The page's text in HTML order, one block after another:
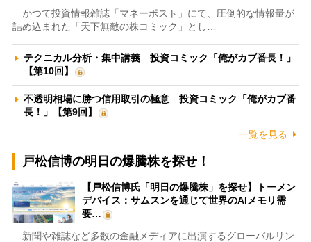
かつて投資情報雑誌「マネーポスト」にて、圧倒的な情報量が
詰め込まれた「天下無敵の株コミック」とし…
テクニカル分析・集中講義 投資コミック「俺がカブ番長！」
【第10回】
不透明相場に勝つ信用取引の極意 投資コミック「俺がカブ番
長！」【第9回】
一覧を見る
戸松信博の明日の爆騰株を探せ！
【戸松信博氏「明日の爆騰株」を探せ】トーメン
デバイス：サムスンを通じて世界のAIメモリ需
要…
新聞や雑誌など多数の金融メディアに出演するグローバルリン